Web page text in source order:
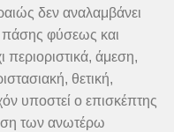
δεν αναλαμβάνει
πάσης φύσεως και
περιοριστικά, άμεση,
θετική,
υποστεί ο επισκέπτης
των ανωτέρω